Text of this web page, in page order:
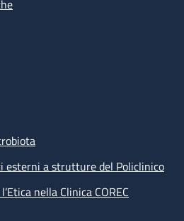
esterni a strutture del Policlinico
nella Clinica COREC